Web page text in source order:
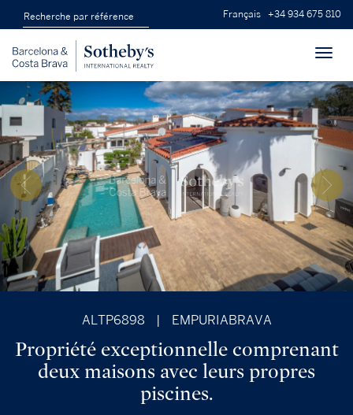
Français +34 934 675 810
ALTP6898 EMPURIABRAVA
Propriété exceptionnelle comprenant
deux maisons avec leurs propres
piscines.